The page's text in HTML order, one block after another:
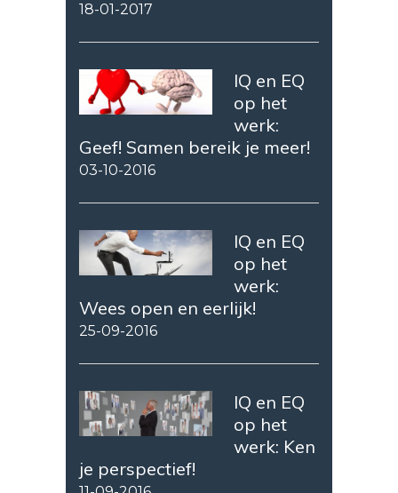
18-01-2017
IQ en EQ
op het
werk:
Geef! Samen bereik je meer!
03-10-2016
IQ en EQ
op het
werk:
Wees open en eerlijk!
25-09-2016
IQ en EQ
op het
werk: Ken
je perspectief!